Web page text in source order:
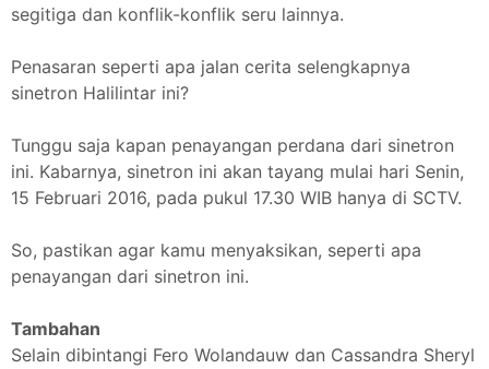
segitiga dan konflik-konflik seru lainnya.
Penasaran seperti apa jalan cerita selengkapnya
sinetron Halilintar ini?
Tunggu saja kapan penayangan perdana dari sinetron
ini. Kabarnya, sinetron ini akan tayang mulai hari Senin,
15 Februari 2016, pada pukul 17.30 WIB hanya di SCTV.
So, pastikan agar kamu menyaksikan, seperti apa
penayangan dari sinetron ini.
Tambahan
Selain dibintangi Fero Wolandauw dan Cassandra Sheryl